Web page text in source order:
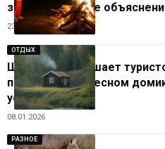
звезды: научное
23.06.2026
ОТДЫХ
Швеция приглашает
проживание в лесном
условие
08.01.2026
РАЗНОЕ